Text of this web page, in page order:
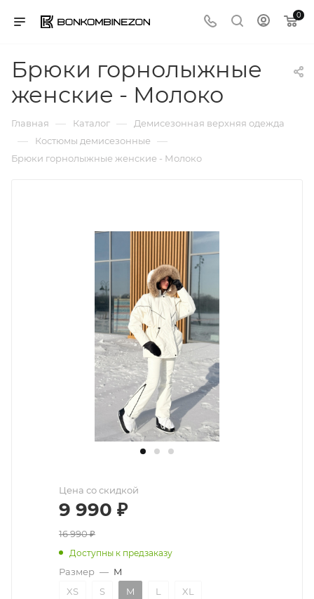
0
Брюки горнолыжные
женские - Молоко
Главная — Каталог — Демисезонная верхняя одежда
— Костюмы демисезонные —
Брюки горнолыжные женские - Молоко
Цена со скидкой
9 990 ₽
16 990₽
Доступны к предзаказу
Размер — M
XS
S M L XL